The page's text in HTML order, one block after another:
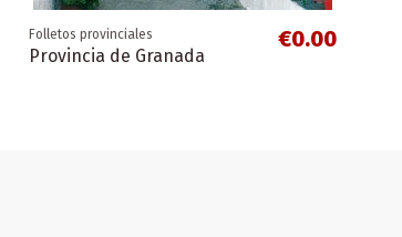
Folletos provinciales
Provincia de Granada
€0.00